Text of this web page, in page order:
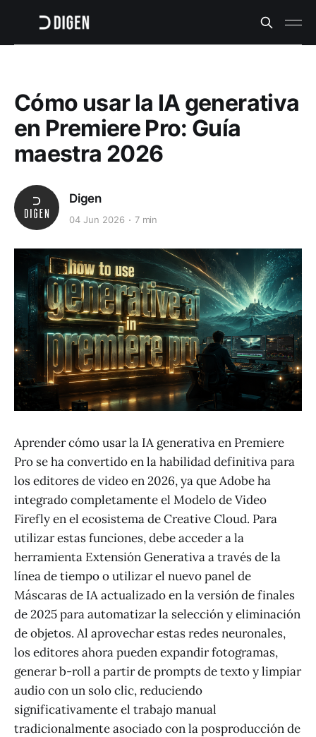
Cómo usar la IA generativa
en Premiere Pro: Guía
maestra 2026
Digen
04 Jun 2026 7 min
Aprender cómo usar la IA generativa en Premiere
Pro se ha convertido en la habilidad definitiva para
los editores de video en 2026, ya que Adobe ha
integrado completamente el Modelo de Video
Firefly en el ecosistema de Creative Cloud. Para
utilizar estas funciones, debe acceder a la
herramienta Extensión Generativa a través de la
línea de tiempo o utilizar el nuevo panel de
Máscaras de IA actualizado en la versión de finales
de 2025 para automatizar la selección y eliminación
de objetos. Al aprovechar estas redes neuronales,
los editores ahora pueden expandir fotogramas,
generar b-roll a partir de prompts de texto y limpiar
audio con un solo clic, reduciendo
significativamente el trabajo manual
tradicionalmente asociado con la posproducción de